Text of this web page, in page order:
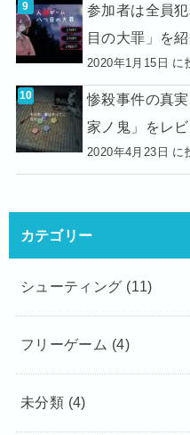
参加者は全員
目の大罪」を紹
2020年1月15日 に
惨殺事件の真
家ノ鬼」をレビ
2020年4月23日 に
カテゴリー
シューティング (11)
フリーゲーム (4)
未分類 (4)